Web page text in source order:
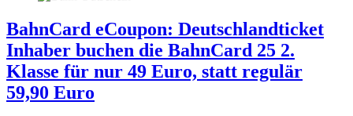
BahnCard eCoupon: Deutschlandticket
Inhaber buchen die BahnCard 25 2.
Klasse für nur 49 Euro, statt regulär
59,90 Euro